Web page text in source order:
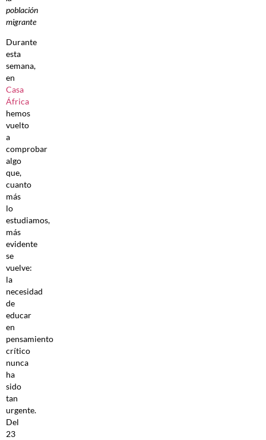
población
migrante
Durante
esta
semana,
en
Casa
África
hemos
vuelto
a
comprobar
algo
que,
cuanto
más
lo
estudiamos,
más
evidente
se
vuelve:
la
necesidad
de
educar
en
pensamiento
crítico
nunca
ha
sido
tan
urgente.
Del
23